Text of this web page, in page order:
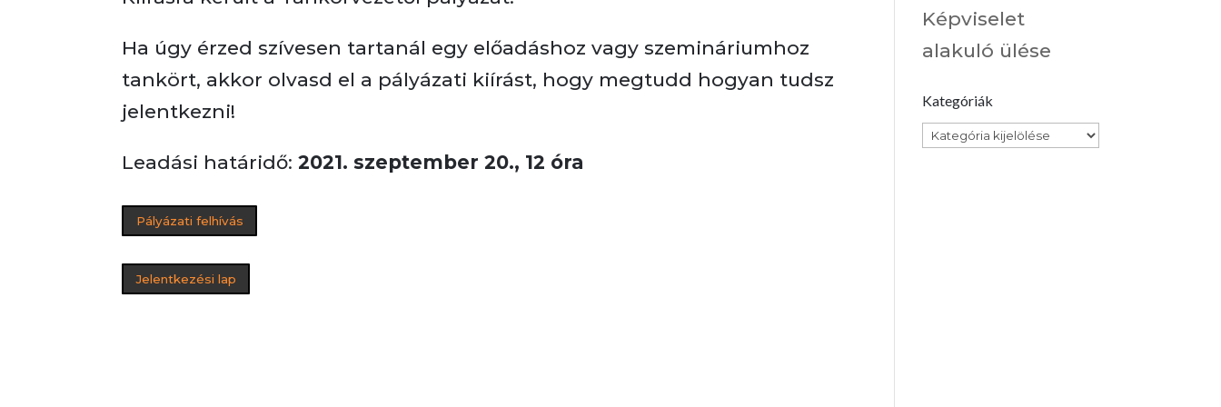
Ha úgy érzed szívesen tartanál egy előadáshoz vagy szemináriumhoz
tankört, akkor olvasd el a pályázati kiírást, hogy megtudd hogyan tudsz
jelentkezni!
Leadási határidő:2021. szeptember 20., 12 óra
Pályázati felhívás
Jelentkezési lap
Képviselet
alakuló ülése
Kategóriák
Kategóriák